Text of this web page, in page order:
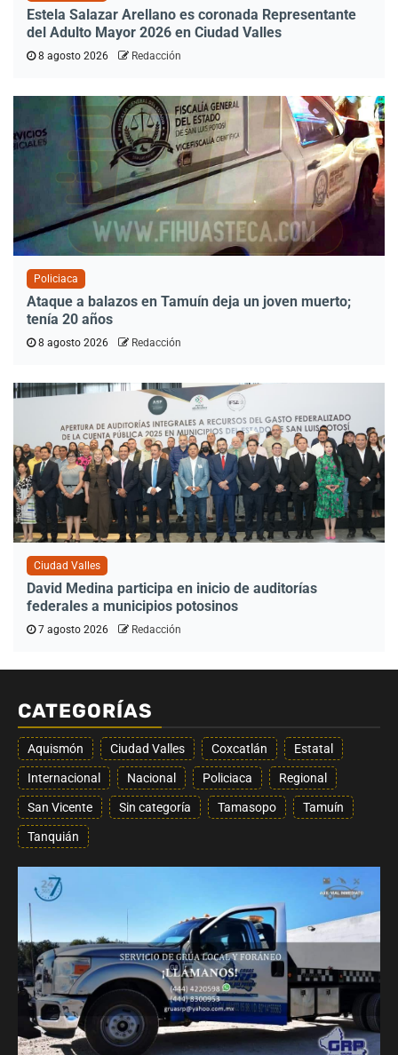
Estela Salazar Arellano es coronada Representante
del Adulto Mayor 2026 en Ciudad Valles
8 agosto 2026 Redacción
Policiaca
Ataque a balazos en Tamuín deja un joven muerto;
tenía 20 años
8 agosto 2026 Redacción
Ciudad Valles
David Medina participa en inicio de auditorías
federales a municipios potosinos
7 agosto 2026 Redacción
CATEGORÍAS
Aquismón Ciudad Valles Coxcatlán Estatal
Internacional Nacional Policiaca Regional
San Vicente Sin categoría Tamasopo Tamuín
Tanquián